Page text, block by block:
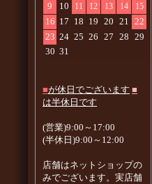
9
10 11 12 13 14 15
16 17 18 19 20 21 22
23 24 25 26 27 28 29
30 31
■が休日でございます ■
は半休日です
(営業)9:00～17:00
(半休日)9:00～12:00
店舗はネットショップの
みでございます。実店舗